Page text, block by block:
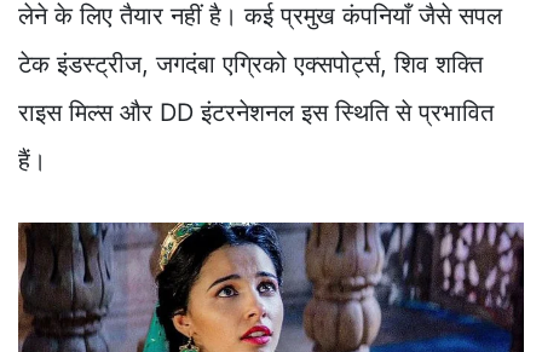
लेने के लिए तैयार नहीं है। कई प्रमुख कंपनियाँ जैसे सपल
टेक इंडस्ट्रीज, जगदंबा एग्रिको एक्सपोर्ट्स, शिव शक्ति
राइस मिल्स और DD इंटरनेशनल इस स्थिति से प्रभावित
हैं।